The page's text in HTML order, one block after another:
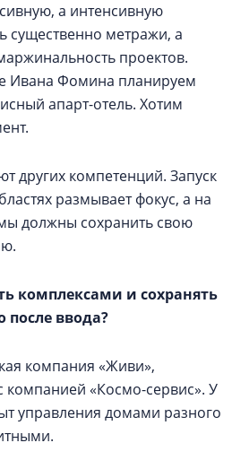
а интенсивную
существенно метражи, а
проектов.
Ивана Фомина планируем
апарт-отель. Хотим
других компетенций. Запуск
размывает фокус, а на
должны сохранить свою
комплексами и сохранять
после ввода?
компания «Живи»,
компанией «Космо-сервис». У
управления домами разного